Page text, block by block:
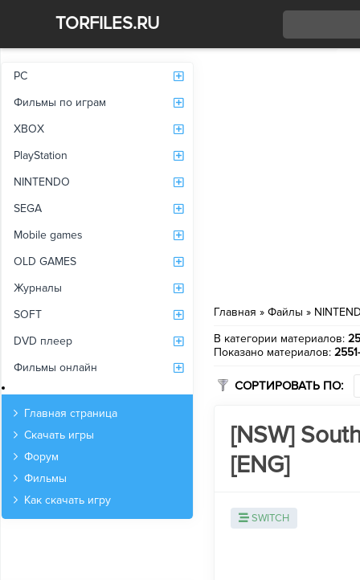
TORFILES.RU
PC
Фильмы по играм
XBOX
PlayStation
NINTENDO
SEGA
Mobile games
OLD GAMES
Журналы
SOFT
DVD плеер
Фильмы онлайн
Главная страница
Скачать игры
Форум
Фильмы
Как скачать игру
Главная » Файлы »
В категории материалов:
Показано материалов:
СОРТИРОВАТЬ ПО:
[NSW]
[ENG]
SWITCH